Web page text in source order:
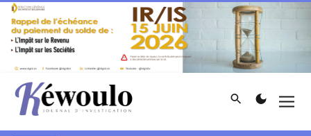
Aller au contenu
Kéwoulo, le premier site d'information et d'investigation
Rechercher